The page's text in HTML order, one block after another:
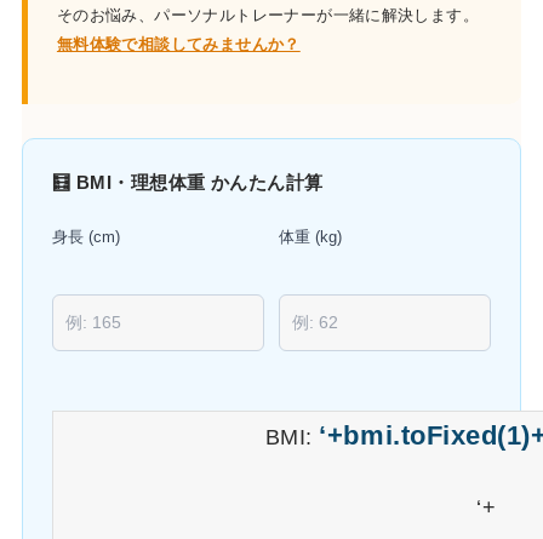
そのお悩み、パーソナルトレーナーが一緒に解決します。
無料体験で相談してみませんか？
🧮 BMI・理想体重 かんたん計算
身長 (cm) 体重 (kg)
BMI:
‘+